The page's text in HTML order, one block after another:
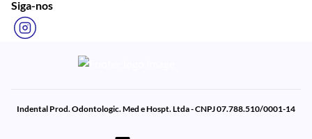
Siga-nos
Indental Prod. Odontologic. Med e Hospt. Ltda - CNPJ 07.788.510/0001-14